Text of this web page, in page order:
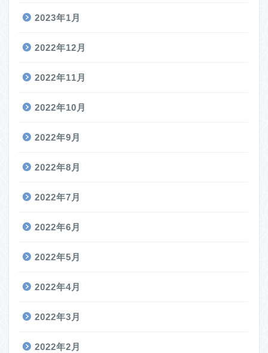
2023年1月
2022年12月
2022年11月
2022年10月
2022年9月
2022年8月
2022年7月
2022年6月
2022年5月
2022年4月
2022年3月
2022年2月